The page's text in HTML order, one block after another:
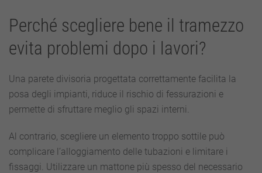
Perché scegliere bene il tramezzo
evita problemi dopo i lavori?
Una parete divisoria progettata correttamente facilita la
posa degli impianti, riduce il rischio di fessurazioni e
permette di sfruttare meglio gli spazi interni.
Al contrario, scegliere un elemento troppo sottile può
complicare l’alloggiamento delle tubazioni e limitare i
fissaggi. Utilizzare un mattone più spesso del necessario